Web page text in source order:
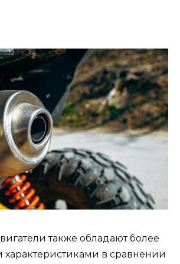
также обладают более
в сравнении